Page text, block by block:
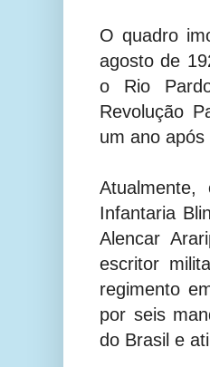
O quadro
agosto de
o Rio
Revolução
um ano após
Infantaria
Alencar
escritor
regimento
por seis
do Brasil e